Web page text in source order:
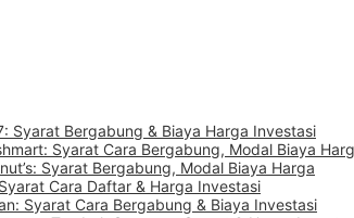
Syarat Bergabung & Biaya Harga Investasi
Syarat Cara Bergabung, Modal Biaya
Syarat Bergabung, Modal Biaya Harga
Cara Daftar & Harga Investasi
Syarat Cara Bergabung & Biaya Investasi